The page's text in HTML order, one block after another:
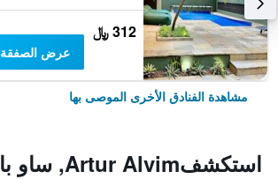
312 ﷼
عرض الصفقة
مشاهدة الفنادق الأخرى الموصى بها
استكشفArtur Alvim, ساو باولو